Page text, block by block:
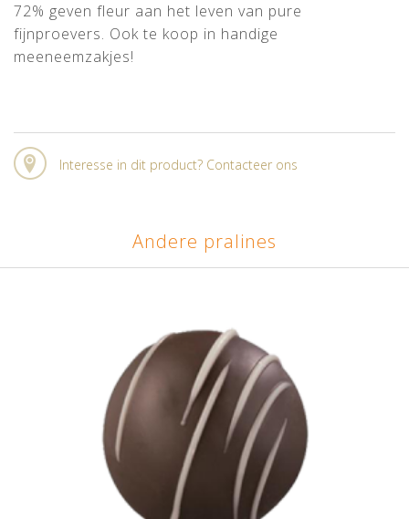
72% geven fleur aan het leven van pure
fijnproevers. Ook te koop in handige
meeneemzakjes!
Interesse in dit product? Contacteer ons
Andere pralines